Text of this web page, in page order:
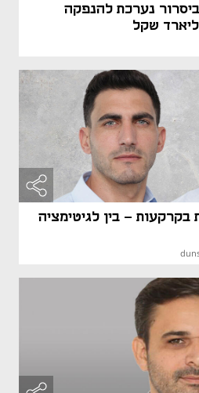
נערכת להנפקה
– בין לגיטימציה